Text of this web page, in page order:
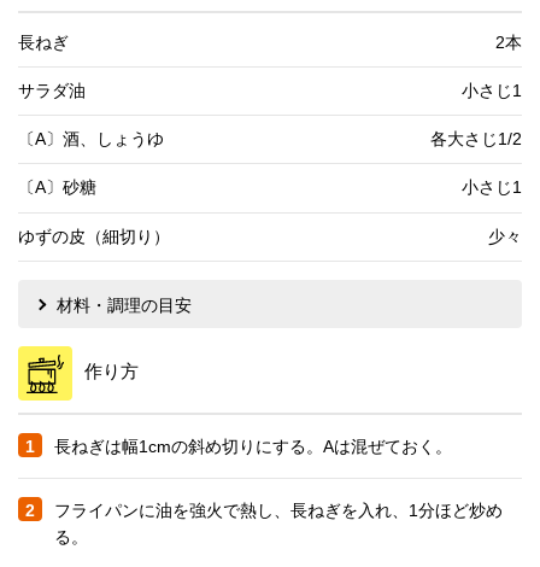
長ねぎ 2本
サラダ油 小さじ1
〔A〕酒、しょうゆ 各大さじ1/2
〔A〕砂糖 小さじ1
ゆずの皮（細切り） 少々
材料・調理の目安
作り方
1 長ねぎは幅1cmの斜め切りにする。Aは混ぜておく。
2
フライパンに油を強火で熱し、長ねぎを入れ、1分ほど炒め
る。